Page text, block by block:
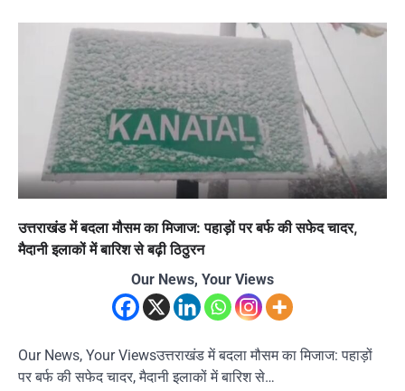
उत्तराखंड में बदला मौसम का मिजाज: पहाड़ों पर बर्फ की सफेद चादर,
मैदानी इलाकों में बारिश से बढ़ी ठिठुरन
Our News, Your Views
Our News, Your Viewsउत्तराखंड में बदला मौसम का मिजाज: पहाड़ों
पर बर्फ की सफेद चादर, मैदानी इलाकों में बारिश से…